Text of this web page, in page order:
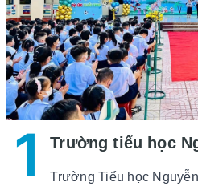
1 Trường tiểu học
Trường Tiểu học